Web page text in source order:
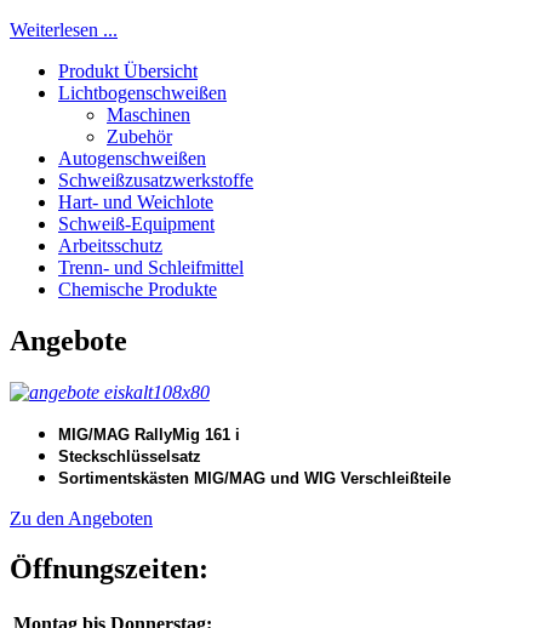
Weiterlesen ...
Produkt Übersicht
Lichtbogenschweißen
Maschinen
Zubehör
Autogenschweißen
Schweißzusatzwerkstoffe
Hart- und Weichlote
Schweiß-Equipment
Arbeitsschutz
Trenn- und Schleifmittel
Chemische Produkte
Angebote
MIG/MAG RallyMig 161 i
Steckschlüsselsatz
Sortimentskästen MIG/MAG und WIG Verschleißteile
Zu den Angeboten
Öffnungszeiten: